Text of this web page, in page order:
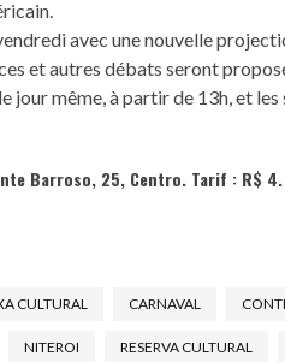
avec une nouvelle
et autres débats seront
jour même, à partir de 13h, et les
Barroso, 25, Centro. Tarif : R$
CULTURAL CARNAVAL
NITEROI RESERVA CULTURAL